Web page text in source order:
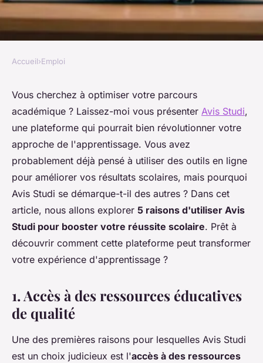
5 raisons d'utiliser avis studi
pour booster votre réussite
scolaire
alice•30 janvier 2025 •7 min de lecture
Accueil›Emploi
Vous cherchez à optimiser votre parcours
académique ? Laissez-moi vous présenter Avis Studi,
une plateforme qui pourrait bien révolutionner votre
approche de l'apprentissage. Vous avez
probablement déjà pensé à utiliser des outils en ligne
pour améliorer vos résultats scolaires, mais pourquoi
Avis Studi se démarque-t-il des autres ? Dans cet
article, nous allons explorer 5 raisons d'utiliser Avis
Studi pour booster votre réussite scolaire. Prêt à
découvrir comment cette plateforme peut transformer
votre expérience d'apprentissage ?
1. Accès à des ressources éducatives
de qualité
Une des premières raisons pour lesquelles Avis Studi
est un choix judicieux est l'accès à des ressources